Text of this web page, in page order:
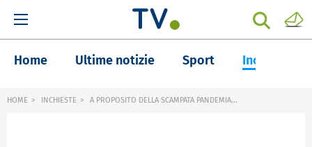
Home Ultime notizie Sport Inchieste
HOME INCHIESTE A PROPOSITO DELLA SCAMPATA PANDEMIA...